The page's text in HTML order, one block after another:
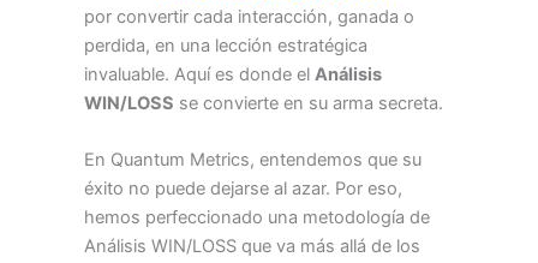
por convertir cada interacción, ganada o
perdida, en una lección estratégica
invaluable. Aquí es donde el Análisis
WIN/LOSS se convierte en su arma secreta.
En Quantum Metrics, entendemos que su
éxito no puede dejarse al azar. Por eso,
hemos perfeccionado una metodología de
Análisis WIN/LOSS que va más allá de los